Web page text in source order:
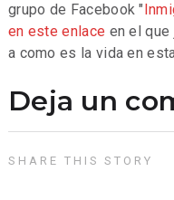
grupo de Facebook "
en este enlace en el
a como es la vida en
Deja un
SHARE THIS STORY